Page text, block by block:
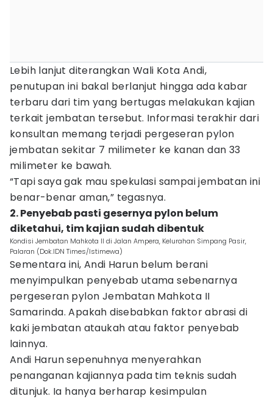
Lebih lanjut diterangkan Wali Kota Andi,
penutupan ini bakal berlanjut hingga ada kabar
terbaru dari tim yang bertugas melakukan kajian
terkait jembatan tersebut. Informasi terakhir dari
konsultan memang terjadi pergeseran pylon
jembatan sekitar 7 milimeter ke kanan dan 33
milimeter ke bawah.
“Tapi saya gak mau spekulasi sampai jembatan ini
benar-benar aman,” tegasnya.
2. Penyebab pasti gesernya pylon belum
diketahui, tim kajian sudah dibentuk
Kondisi Jembatan Mahkota II di Jalan Ampera, Kelurahan Simpang Pasir,
Palaran (Dok.IDN Times/Istimewa)
Sementara ini, Andi Harun belum berani
menyimpulkan penyebab utama sebenarnya
pergeseran pylon Jembatan Mahkota II
Samarinda. Apakah disebabkan faktor abrasi di
kaki jembatan ataukah atau faktor penyebab
lainnya.
Andi Harun sepenuhnya menyerahkan
penanganan kajiannya pada tim teknis sudah
ditunjuk. Ia hanya berharap kesimpulan